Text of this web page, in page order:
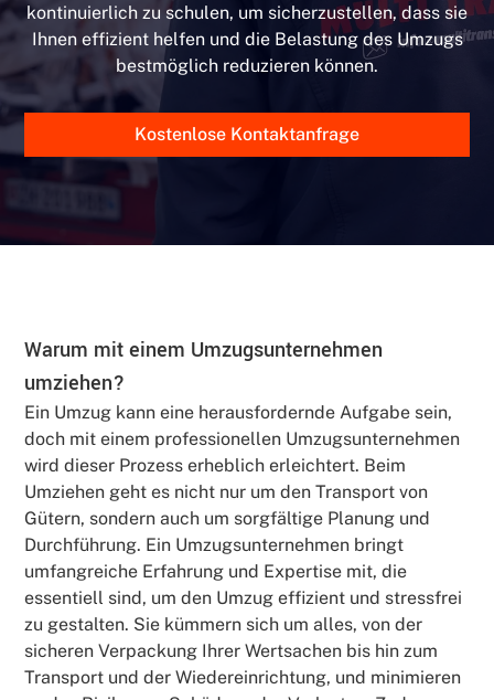
kontinuierlich zu schulen, um sicherzustellen, dass sie
Ihnen effizient helfen und die Belastung des Umzugs
bestmöglich reduzieren können.
Kostenlose Kontaktanfrage
Warum mit einem Umzugsunternehmen
umziehen?
Ein Umzug kann eine herausfordernde Aufgabe sein,
doch mit einem professionellen Umzugsunternehmen
wird dieser Prozess erheblich erleichtert. Beim
Umziehen geht es nicht nur um den Transport von
Gütern, sondern auch um sorgfältige Planung und
Durchführung. Ein Umzugsunternehmen bringt
umfangreiche Erfahrung und Expertise mit, die
essentiell sind, um den Umzug effizient und stressfrei
zu gestalten. Sie kümmern sich um alles, von der
sicheren Verpackung Ihrer Wertsachen bis hin zum
Transport und der Wiedereinrichtung, und minimieren